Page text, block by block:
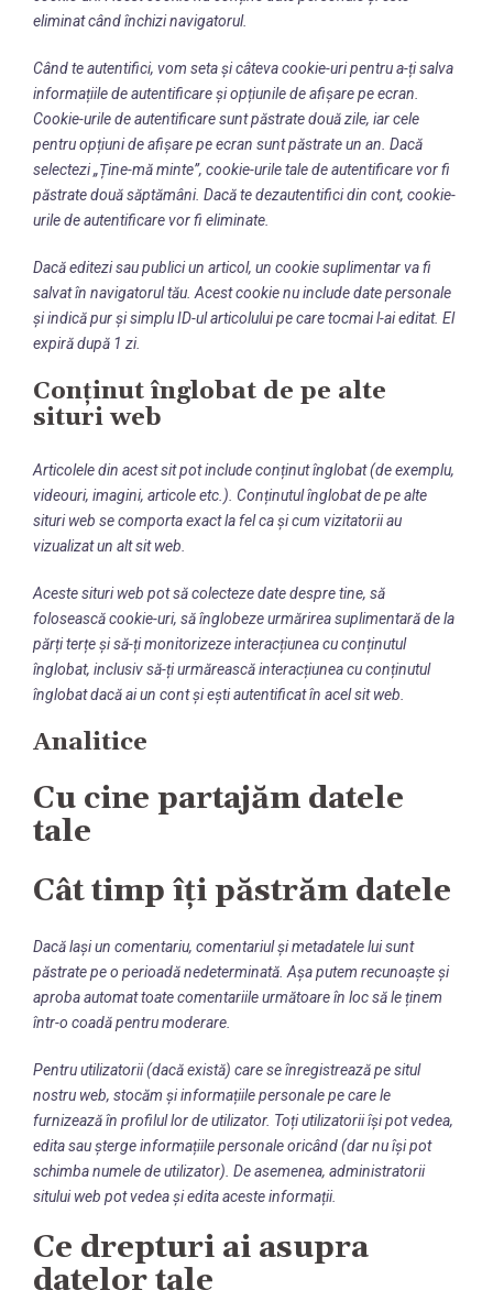
eliminat când închizi navigatorul.
Când te autentifici, vom seta și câteva cookie-uri pentru a-ți salva
informațiile de autentificare și opțiunile de afișare pe ecran.
Cookie-urile de autentificare sunt păstrate două zile, iar cele
pentru opțiuni de afișare pe ecran sunt păstrate un an. Dacă
selectezi „Ține-mă minte”, cookie-urile tale de autentificare vor fi
păstrate două săptămâni. Dacă te dezautentifici din cont, cookie-
urile de autentificare vor fi eliminate.
Dacă editezi sau publici un articol, un cookie suplimentar va fi
salvat în navigatorul tău. Acest cookie nu include date personale
și indică pur și simplu ID-ul articolului pe care tocmai l-ai editat. El
expiră după 1 zi.
Conținut înglobat de pe alte
situri web
Articolele din acest sit pot include conținut înglobat (de exemplu,
videouri, imagini, articole etc.). Conținutul înglobat de pe alte
situri web se comporta exact la fel ca și cum vizitatorii au
vizualizat un alt sit web.
Aceste situri web pot să colecteze date despre tine, să
folosească cookie-uri, să înglobeze urmărirea suplimentară de la
părți terțe și să-ți monitorizeze interacțiunea cu conținutul
înglobat, inclusiv să-ți urmărească interacțiunea cu conținutul
înglobat dacă ai un cont și ești autentificat în acel sit web.
Analitice
Cu cine partajăm datele
tale
Cât timp îți păstrăm datele
Dacă lași un comentariu, comentariul și metadatele lui sunt
păstrate pe o perioadă nedeterminată. Așa putem recunoaște și
aproba automat toate comentariile următoare în loc să le ținem
într-o coadă pentru moderare.
Pentru utilizatorii (dacă există) care se înregistrează pe situl
nostru web, stocăm și informațiile personale pe care le
furnizează în profilul lor de utilizator. Toți utilizatorii își pot vedea,
edita sau șterge informațiile personale oricând (dar nu își pot
schimba numele de utilizator). De asemenea, administratorii
sitului web pot vedea și edita aceste informații.
Ce drepturi ai asupra
datelor tale